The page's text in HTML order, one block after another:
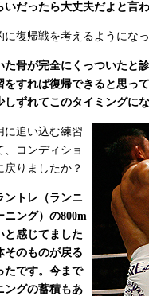
いだったら大丈夫だよと言
に復帰戦を考えるようにな
た骨が完全にくっついたと
をすれば復帰できると思っ
しずれてこのタイミングに
に追い込む練習
、コンディショ
戻りましたか？
ントレ（ランニ
ニング）の800m
と感じてました
そのものが戻る
たです。今まで
ングの蓄積もあ